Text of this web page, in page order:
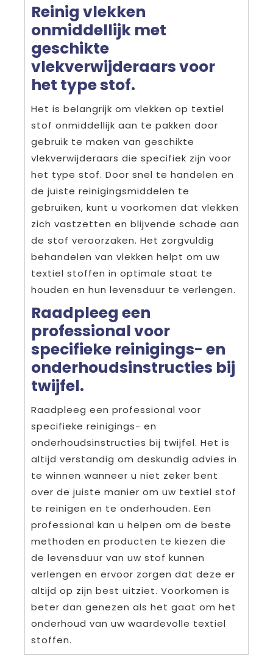
Reinig vlekken
onmiddellijk met
geschikte
vlekverwijderaars voor
het type stof.
Het is belangrijk om vlekken op textiel
stof onmiddellijk aan te pakken door
gebruik te maken van geschikte
vlekverwijderaars die specifiek zijn voor
het type stof. Door snel te handelen en
de juiste reinigingsmiddelen te
gebruiken, kunt u voorkomen dat vlekken
zich vastzetten en blijvende schade aan
de stof veroorzaken. Het zorgvuldig
behandelen van vlekken helpt om uw
textiel stoffen in optimale staat te
houden en hun levensduur te verlengen.
Raadpleeg een
professional voor
specifieke reinigings- en
onderhoudsinstructies bij
twijfel.
Raadpleeg een professional voor
specifieke reinigings- en
onderhoudsinstructies bij twijfel. Het is
altijd verstandig om deskundig advies in
te winnen wanneer u niet zeker bent
over de juiste manier om uw textiel stof
te reinigen en te onderhouden. Een
professional kan u helpen om de beste
methoden en producten te kiezen die
de levensduur van uw stof kunnen
verlengen en ervoor zorgen dat deze er
altijd op zijn best uitziet. Voorkomen is
beter dan genezen als het gaat om het
onderhoud van uw waardevolle textiel
stoffen.